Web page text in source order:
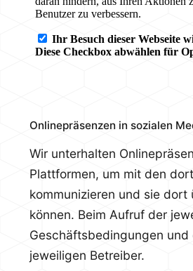
Onlinepräsenzen in sozialen
Wir unterhalten
Plattformen, um mit den
kommunizieren und sie
können. Beim Aufruf der
Geschäftsbedingungen
jeweiligen Betreiber.